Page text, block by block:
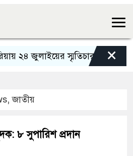
জুলাইয়ের স্মৃতিচারণ: গুমের×
,জাতীয়
৮ সুপারিশ প্রদান